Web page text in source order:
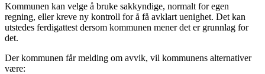
Kommunen kan velge å bruke sakkyndige, normalt for egen
regning, eller kreve ny kontroll for å få avklart uenighet. Det kan
utstedes ferdigattest dersom kommunen mener det er grunnlag for
det.
Der kommunen får melding om avvik, vil kommunens alternativer
være: